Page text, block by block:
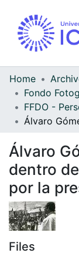
Home
Álvaro
dentro
por la
Files